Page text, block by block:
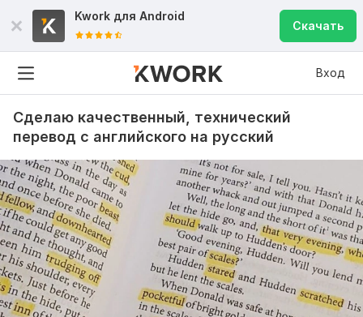
Kwork для Android
Скачать
Вход
Сделаю качественный, технический
перевод с английского на русский